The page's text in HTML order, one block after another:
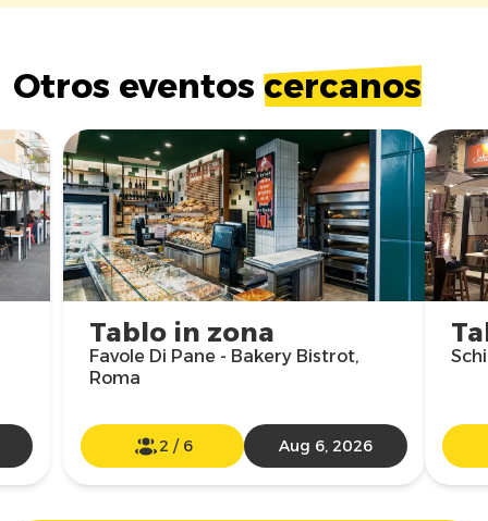
Otros eventos cercanos
Tablo in zona
Favole Di Pane - Bakery Bistrot,
Roma
2 / 6 Aug 6, 2026